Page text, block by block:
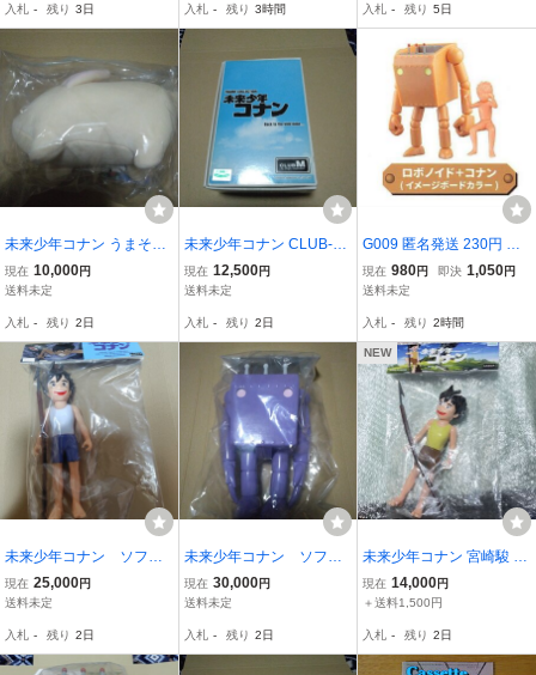
入札 - 残り 3日 入札 - 残り 3時間
アニメ絵本 ソノシート レ
入札 - 残り 5日
未来少年コナン うまそ
う 子ブタ ぬいぐる
み
現在 10,000円
送料未定
入札 - 残り 2日
未来少年コナン CLUB-M
ガレージキット 未組立 レ
ジンキット コナン ジムシ
現在 12,500円
送料未定
入札 - 残り 2日
G009 匿名発送 230円 残
り僅か!! 未来少年コナン
アクションロボノイド コ
封 ガチャ
現在 980円 即決 1,050円
送料未定
入札 - 残り 2時間
未来少年コナン ソフ
ビ KAIEDA 未開封 宮
崎駿 ジブリ美術館限
現在 25,000円
送料未定
入札 - 残り 2日
未来少年コナン ソフ
ビ KAIEDA 三鷹ジブリ
美術館限定 未開封 宮
ド イメージボードカラ
ー
現在 30,000円
送料未定
入札 - 残り 2日
NEW
未来少年コナン 宮崎駿 K
AIEDA コナン ソフビ フ
ィギュア dune ゴールド
現在 14,000円
＋送料1,500円
入札 - 残り 2日